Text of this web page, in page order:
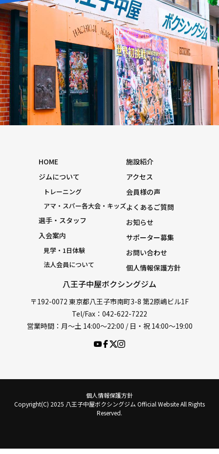
八王子中屋ボクシングジム
〒192-0072 東京都八王子市南町3-8 第2原嶋ビル1F
Tel/Fax：042-622-7222
営業時間：月〜土 14:00〜22:00 / 日・祝 14:00〜19:00
HOME
ジムについて
トレーニング
アマ・スパー各大会・キッズ
選手・スタッフ
入会案内
見学・1日体験
法人会員について
施設紹介
アクセス
会員様の声
よくあるご質問
お知らせ
サポーター募集
お問い合わせ
個人情報保護方針
個人情報保護方針
Copyright(C) 2025 八王子中屋ボクシングジム Official Website All Rights
Reserved.